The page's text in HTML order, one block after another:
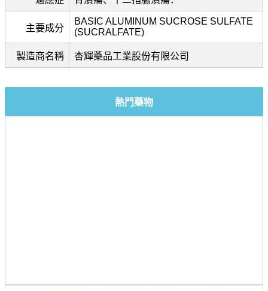
主要成分
BASIC ALUMINUM SUCROSE SULFATE
(SUCRALFATE)
製造商名稱 杏輝藥品工業股份有限公司
熱門藥物